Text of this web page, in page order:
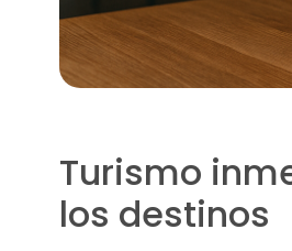
Turismo
los destinos